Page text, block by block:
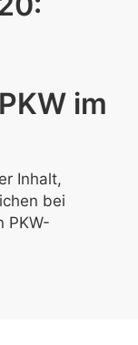
im
Inhalt,
bei
PKW-